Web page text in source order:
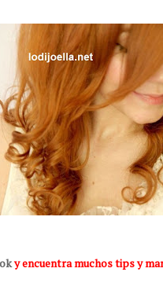
y encuentra muchos tips y